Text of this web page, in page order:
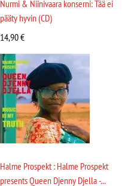
Nurmi & Niinivaara konserni: Tää ei
pääty hyvin (CD)
14,90€
Halme Prospekt : Halme Prospekt
presents Queen Djenny Djella -...